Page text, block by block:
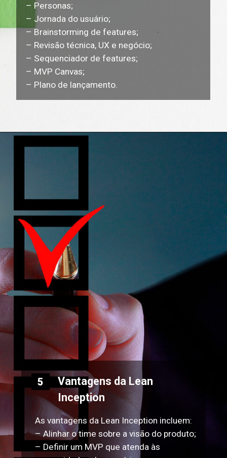
– Personas;
– Jornada do usuário;
– Brainstorming de features;
– Revisão técnica, UX e negócio;
– Sequenciador de features;
– MVP Canvas;
– Plano de lançamento.
Vantagens da Lean
Inception
As vantagens da Lean Inception incluem:
– Alinhar o time sobre a visão do produto;
– Definir um MVP que atenda às
5